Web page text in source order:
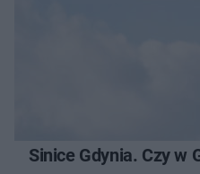
Sinice Gdynia. Czy w